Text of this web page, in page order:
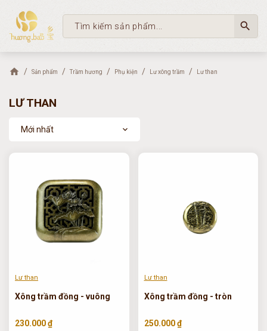
search
Sản phẩm Trầm hương Phụ kiện Lư xông trầm Lư than
LƯ THAN
Mới nhất expand_more
Lư than
Xông trầm đồng - vuông
230.000 ₫
Lư than
Xông trầm đồng - tròn
250.000 ₫